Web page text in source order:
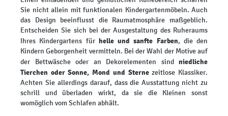
Sie nicht allein mit funktionalen Kindergartenmöbeln. Auch
das Design beeinflusst die Raumatmosphäre maßgeblich.
Entscheiden Sie sich bei der Ausgestaltung des Ruheraums
Ihres Kindergartens für helle und sanfte Farben, die den
Kindern Geborgenheit vermitteln. Bei der Wahl der Motive auf
der Bettwäsche oder an Dekorelementen sind niedliche
Tierchen oder Sonne, Mond und Sternezeitlose Klassiker.
Achten Sie allerdings darauf, dass die Ausstattung nicht zu
schrill und überladen wirkt, da sie die Kleinen sonst
womöglich vom Schlafen abhält.